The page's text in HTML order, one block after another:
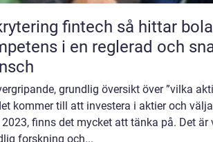
fintech så hittar bolag rätt
i en reglerad och
grundlig översikt över ”vilka
kommer till att investera i aktier och
finns det mycket att tänka på. Det är
forskning och...